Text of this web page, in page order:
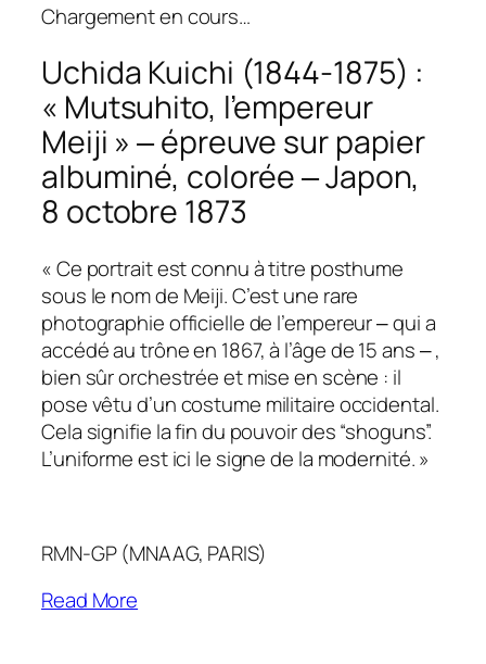
Chargement en cours…
Uchida Kuichi (1844-1875) :
« Mutsuhito, l’empereur
Meiji » ‒ épreuve sur papier
albuminé, colorée ‒ Japon,
8 octobre 1873
« Ce portrait est connu à titre posthume
sous le nom de Meiji. C’est une rare
photographie officielle de l’empereur ‒ qui a
accédé au trône en 1867, à l’âge de 15 ans ‒ ,
bien sûr orchestrée et mise en scène : il
pose vêtu d’un costume militaire occidental.
Cela signifie la fin du pouvoir des “shoguns”.
L’uniforme est ici le signe de la modernité. »
RMN-GP (MNAAG, PARIS)
Read More